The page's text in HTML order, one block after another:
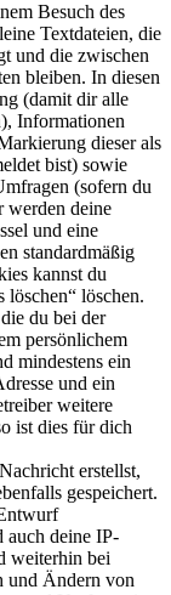
Besuch des
Textdateien, die
und die zwischen
bleiben. In diesen
(damit dir alle
Informationen
dieser als
bist) sowie
(sofern du
werden deine
und eine
standardmäßig
kannst du
löschen.
du bei der
persönlichem
mindestens ein
und ein
weitere
ist dies für dich
erstellst,
gespeichert.
auch deine IP-
weiterhin bei
und Ändern von